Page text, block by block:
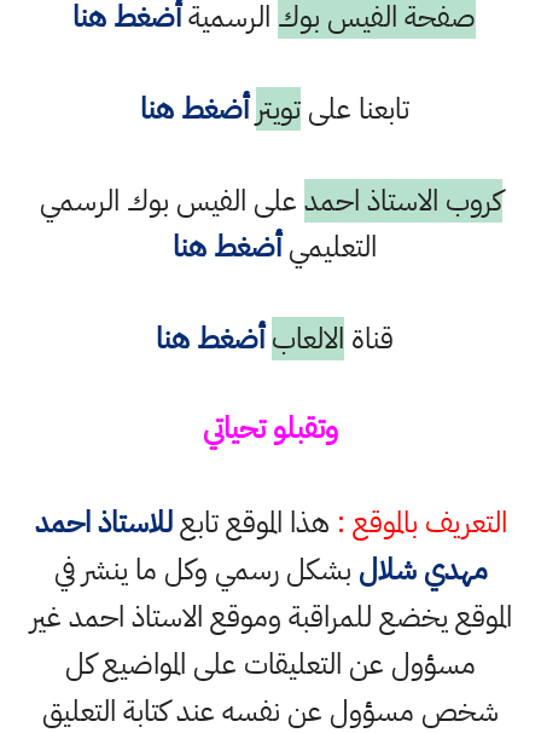
صفحة الفيس بوك الرسميةأضغط هنا
تابعنا علىتويتر أضغط هنا
كروب الاستاذ احمدعلى الفيس بوك الرسمي
التعليميأضغط هنا
قناة الالعاب أضغط هنا
وتقبلو تحياتي
التعريف بالموقع : هذا الموقع تابعللاستاذ احمد
مهدي شلال بشكل رسمي وكل ما ينشر في
الموقع يخضع للمراقبة وموقع الاستاذ احمد غير
مسؤول عن التعليقات على المواضيع كل
شخص مسؤول عن نفسه عند كتابة التعليق